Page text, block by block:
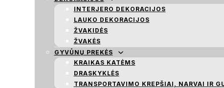
INTERJERO DEKORACIJOS
LAUKO DEKORACIJOS
ŽVAKIDĖS
ŽVAKĖS
GYVŪNŲ PREKĖS
KRAIKAS KATĖMS
DRASKYKLĖS
TRANSPORTAVIMO KREPŠIAI, NARVAI IR